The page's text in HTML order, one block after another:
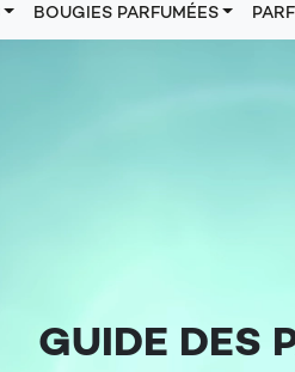
BOUGIES PARFUMÉES
GUIDE DES